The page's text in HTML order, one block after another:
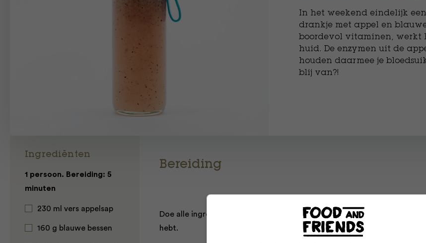
In het weekend eindelijk
drankje met appel en
boordevol vitaminen, werkt
huid. De enzymen uit de
houden daarmee je
blij van?!
Ingrediënten
1 persoon. Bereiding: 5
minuten
230 ml vers appelsap
160 g blauwe bessen
Bereiding
Doe alle ingrediënten in een blender en zet deze aan tot je een gladde
hebt.